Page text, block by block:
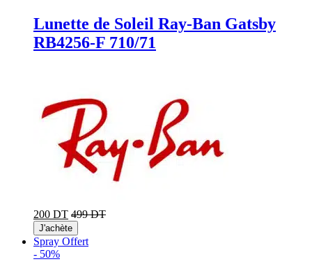
Lunette de Soleil Ray-Ban Gatsby
RB4256-F 710/71
200 DT 499 DT
J'achète
Spray Offert
- 50%